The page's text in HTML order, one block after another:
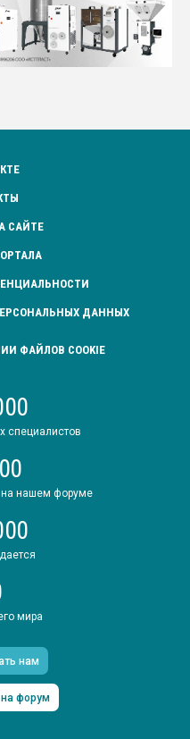
САЙТЕ
ДАННЫХ
ФАЙЛОВ COOKIE
специалистов
на нашем форуме
мира
нам
форум